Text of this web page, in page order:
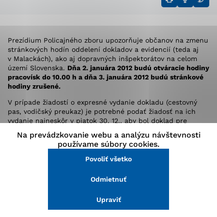
Prezídium Policajného zboru upozorňuje občanov na zmenu
stránkových hodín oddelení dokladov a evidencií (teda aj
v Malackách), ako aj dopravných inšpektorátov na celom
území Slovenska. Dňa 2. januára 2012 budú otváracie hodiny
pracovísk do 10.00 h a dňa 3. januára 2012 budú stránkové
hodiny zrušené.
V prípade žiadostí o expresné vydanie dokladu (cestovný
pas, vodičský preukaz) je potrebné podať žiadosť na ich
vydanie najneskôr v piatok 30. 12., aby bol doklad pre
môcť do 10.00 h vyzdvihnúť na príslušnom oddelení.
Dôvodom zmeny stránkových hodín je potreba odstavenia
a technických úprav informačných systémov v uvedených
Na prevádzkovanie webu a analýzu návštevnosti
používame súbory cookies.
Povoliť všetko
Odmietnuť
Upraviť
stránke a prístup k zabezpečeným oblastiam webovej
Analytické cookies
Analytické cookies pomáhajú prevádzkovateľovi stránok
pochopiť, ako návštevníci stránok stránku používajú,
aby mohol stránky optimalizovať a ponúknuť im lepšiu
skúsenosť. Všetky dáta sa zbierajú anonymne a nie je
možné ich spojiť s konkrétnou osobou.
Povoliť všetko
Uložiť nastavenia
Viac informácií